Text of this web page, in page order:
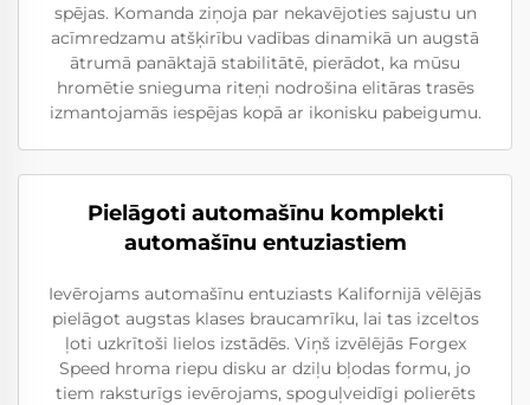
spējas. Komanda ziņoja par nekavējoties sajustu un
acīmredzamu atšķirību vadības dinamikā un augstā
ātrumā panāktajā stabilitātē, pierādot, ka mūsu
hromētie snieguma riteņi nodrošina elitāras trasēs
izmantojamās iespējas kopā ar ikonisku pabeigumu.
Pielāgoti automašīnu komplekti
automašīnu entuziastiem
Ievērojams automašīnu entuziasts Kalifornijā vēlējās
pielāgot augstas klases braucamrīku, lai tas izceltos
ļoti uzkrītoši lielos izstādēs. Viņš izvēlējās Forgex
Speed hroma riepu disku ar dziļu bļodas formu, jo
tiem raksturīgs ievērojams, spoguļveidīgi polierēts